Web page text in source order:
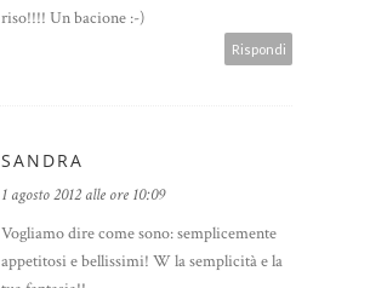
riso!!!! Un bacione :-)
Rispondi
SANDRA
1 agosto 2012 alle ore 10:09
Vogliamo dire come sono: semplicemente
appetitosi e bellissimi! W la semplicità e la